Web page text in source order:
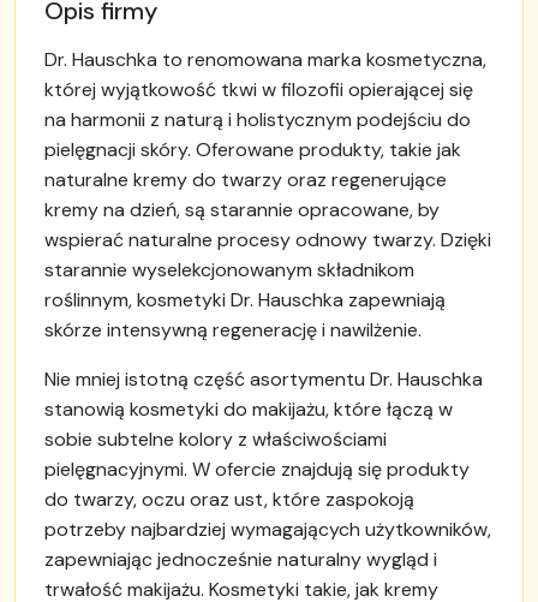
Opis firmy
Dr. Hauschka to renomowana marka kosmetyczna,
której wyjątkowość tkwi w filozofii opierającej się
na harmonii z naturą i holistycznym podejściu do
pielęgnacji skóry. Oferowane produkty, takie jak
naturalne kremy do twarzy oraz regenerujące
kremy na dzień, są starannie opracowane, by
wspierać naturalne procesy odnowy twarzy. Dzięki
starannie wyselekcjonowanym składnikom
roślinnym, kosmetyki Dr. Hauschka zapewniają
skórze intensywną regenerację i nawilżenie.
Nie mniej istotną część asortymentu Dr. Hauschka
stanowią kosmetyki do makijażu, które łączą w
sobie subtelne kolory z właściwościami
pielęgnacyjnymi. W ofercie znajdują się produkty
do twarzy, oczu oraz ust, które zaspokoją
potrzeby najbardziej wymagających użytkowników,
zapewniając jednocześnie naturalny wygląd i
trwałość makijażu. Kosmetyki takie, jak kremy